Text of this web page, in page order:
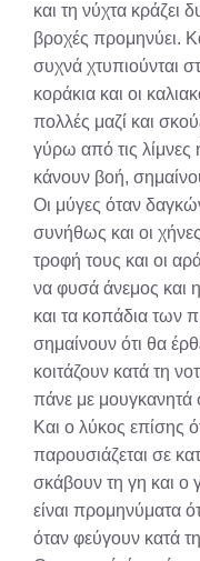
και τη νύχτα κράζει
βροχές προμηνύει.
συχνά χτυπιούνται
κοράκια και οι
πολλές μαζί και
γύρω από τις λίμνες
κάνουν βοή,
Οι μύγες όταν
συνήθως και οι
τροφή τους και οι
να φυσά άνεμος και
και τα κοπάδια των
σημαίνουν ότι θα
κοιτάζουν κατά τη
πάνε με μουγκανητά
Και ο λύκος επίσης
παρουσιάζεται σε
σκάβουν τη γη και ο
είναι προμηνύματα
όταν φεύγουν κατά